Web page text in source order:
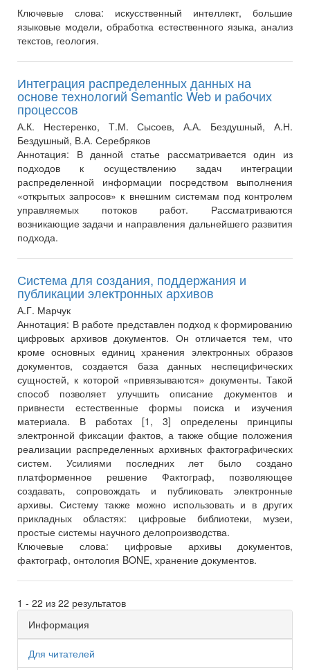
Ключевые слова: искусственный интеллект, большие
языковые модели, обработка естественного языка, анализ
текстов, геология.
Интеграция распределенных данных на
основе технологий Semantic Web и рабочих
процессов
А.К. Нестеренко, Т.М. Сысоев, А.А. Бездушный, А.Н.
Бездушный, В.А. Серебряков
Аннотация: В данной статье рассматривается один из
подходов к осуществлению задач интеграции
распределенной информации посредством выполнения
«открытых запросов» к внешним системам под контролем
управляемых потоков работ. Рассматриваются
возникающие задачи и направления дальнейшего развития
подхода.
Система для создания, поддержания и
публикации электронных архивов
А.Г. Марчук
Аннотация: В работе представлен подход к формированию
цифровых архивов документов. Он отличается тем, что
кроме основных единиц хранения электронных образов
документов, создается база данных неспецифических
сущностей, к которой «привязываются» документы. Такой
способ позволяет улучшить описание документов и
привнести естественные формы поиска и изучения
материала. В работах [1, 3] определены принципы
электронной фиксации фактов, а также общие положения
реализации распределенных архивных фактографических
систем. Усилиями последних лет было создано
платформенное решение Фактограф, позволяющее
создавать, сопровождать и публиковать электронные
архивы. Систему также можно использовать и в других
прикладных областях: цифровые библиотеки, музеи,
простые системы научного делопроизводства.
Ключевые слова: цифровые архивы документов,
фактограф, онтология BONE, хранение документов.
1 - 22 из 22 результатов
Информация
Для читателей